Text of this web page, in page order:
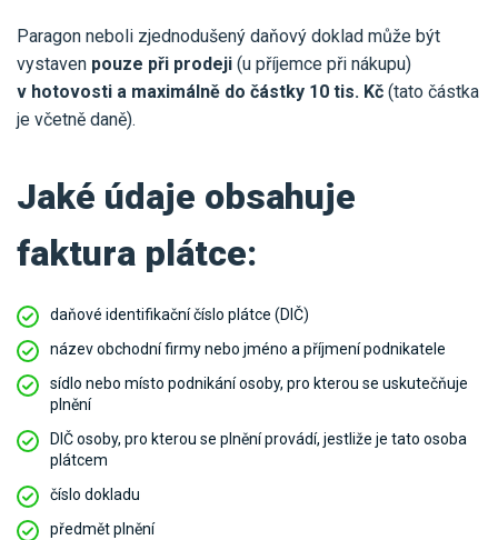
Paragon neboli zjednodušený daňový doklad může být
vystaven pouze při prodeji (u příjemce při nákupu)
v hotovosti a maximálně do částky 10 tis. Kč (tato částka
je včetně daně).
Jaké údaje obsahuje
faktura plátce:
daňové identifikační číslo plátce (DIČ)
název obchodní firmy nebo jméno a příjmení podnikatele
sídlo nebo místo podnikání osoby, pro kterou se uskutečňuje
plnění
DIČ osoby, pro kterou se plnění provádí, jestliže je tato osoba
plátcem
číslo dokladu
předmět plnění